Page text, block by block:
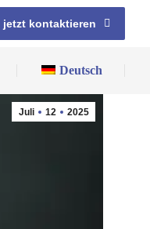
jetzt kontaktieren
Deutsch
Juli 12 2025